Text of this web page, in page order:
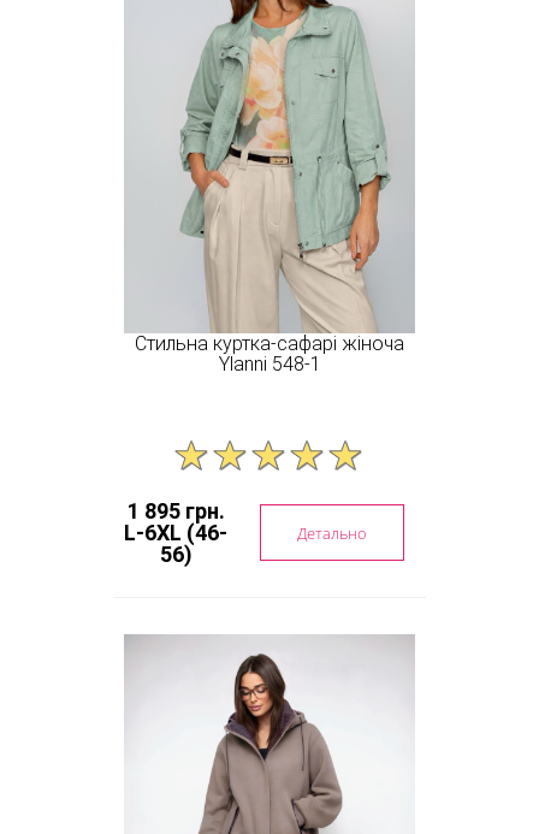
Стильна куртка-сафарі жіноча
Ylanni 548-1
1 895 грн.
L-6XL (46-
56)
Детально